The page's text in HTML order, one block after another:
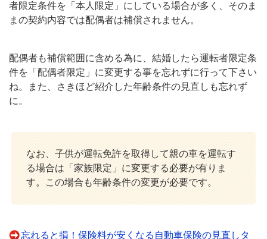
者限定条件を「本人限定」にしている場合が多く、そのま
まの契約内容では配偶者は補償されません。
配偶者も補償範囲に含める為に、結婚したら運転者限定条
件を「配偶者限定」に変更する事を忘れずに行って下さい
ね。また、さきほど紹介した年齢条件の見直しも忘れず
に。
なお、子供が運転免許を取得して親の車を運転す
る場合は「家族限定」に変更する必要が有りま
す。この場合も年齢条件の変更が必要です。
忘れると損！保険料が安くなる自動車保険の見直しタ